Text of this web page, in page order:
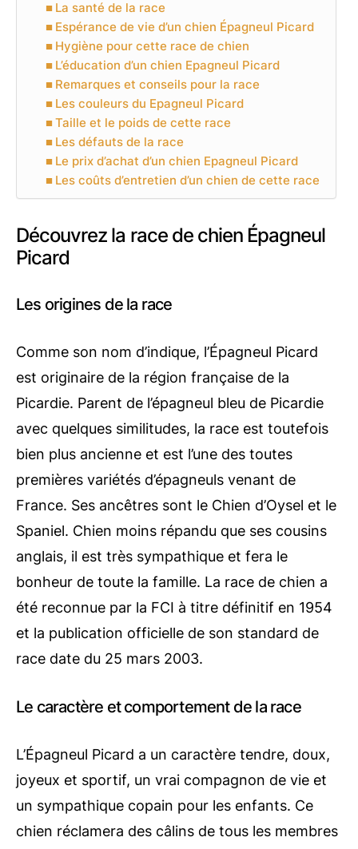
La santé de la race
Espérance de vie d’un chien Épagneul Picard
Hygiène pour cette race de chien
L’éducation d’un chien Epagneul Picard
Remarques et conseils pour la race
Les couleurs du Epagneul Picard
Taille et le poids de cette race
Les défauts de la race
Le prix d’achat d’un chien Epagneul Picard
Les coûts d’entretien d’un chien de cette race
Découvrez la race de chien Épagneul
Picard
Les origines de la race
Comme son nom d’indique, l’Épagneul Picard
est originaire de la région française de la
Picardie. Parent de l’épagneul bleu de Picardie
avec quelques similitudes, la race est toutefois
bien plus ancienne et est l’une des toutes
premières variétés d’épagneuls venant de
France. Ses ancêtres sont le Chien d’Oysel et le
Spaniel. Chien moins répandu que ses cousins
anglais, il est très sympathique et fera le
bonheur de toute la famille. La race de chien a
été reconnue par la FCI à titre définitif en 1954
et la publication officielle de son standard de
race date du 25 mars 2003.
Le caractère et comportement de la race
L’Épagneul Picard a un caractère tendre, doux,
joyeux et sportif, un vrai compagnon de vie et
un sympathique copain pour les enfants. Ce
chien réclamera des câlins de tous les membres